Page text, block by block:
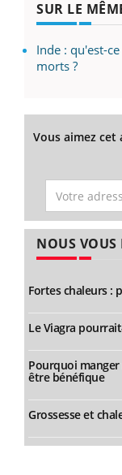
SUR LE
Inde : qu'est-
morts ?
Vous aimez cet
NOUS
Fortes chaleurs :
Le Viagra
Pourquoi
être bénéfique
Grossesse et